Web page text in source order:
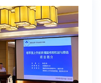
国内首创壳聚糖治疗
获国家科学技术发明
壳素规模化生产盐酸
工艺技术以及壳聚糖
工艺，研究开发了治
品...